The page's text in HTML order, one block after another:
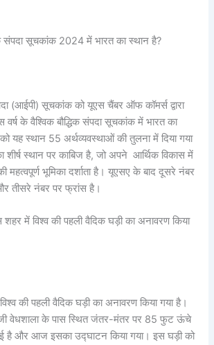
संपदा सूचकांक 2024 में भारत का स्थान है?
(आईपी) सूचकांक को यूएस चैंबर ऑफ कॉमर्स द्वारा
वर्ष के वैश्विक बौद्धिक संपदा सूचकांक में भारत का
यह स्थान 55 अर्थव्यवस्थाओं की तुलना में दिया गया
स्थान पर काबिज है, जो अपने आर्थिक विकास में
महत्वपूर्ण भूमिका दर्शाता है। यूएसए के बाद दूसरे नंबर
तीसरे नंबर पर फ्रांस है।
में विश्व की पहली वैदिक घड़ी का अनावरण किया
की पहली वैदिक घड़ी का अनावरण किया गया है।
वेधशाला के पास स्थित जंतर-मंतर पर 85 फुट ऊंचे
है और आज इसका उद्घाटन किया गया। इस घड़ी को